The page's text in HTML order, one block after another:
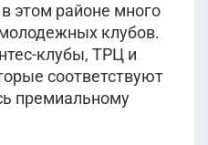
этом районе много
клубов.
клубы, ТРЦ и
соответствуют
премиальному